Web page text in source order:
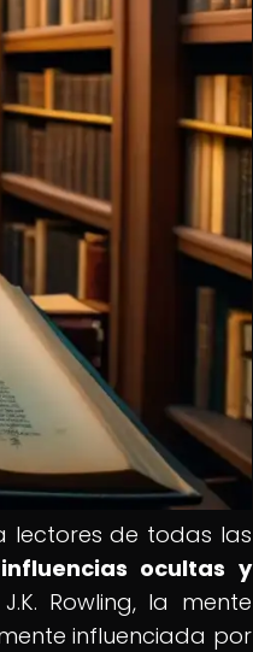
lectores de todas las
ocultas y
J.K. Rowling, la mente
influenciada por